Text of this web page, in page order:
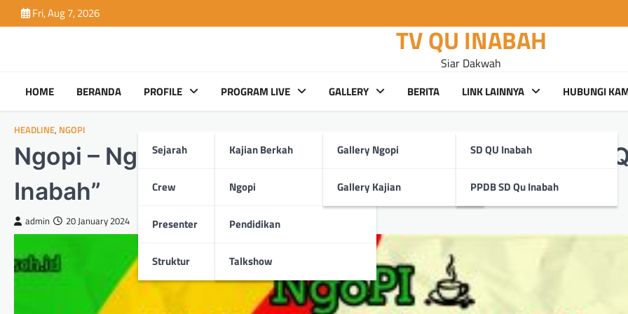
to
Fri, Aug 7, 2026
TV QU INABAH
Siar Dakwah
HOME BERANDA PROFILE
Sejarah
Crew
Presenter
Struktur
PROGRAM LIVE
Kajian Berkah
Ngopi
Pendidikan
Talkshow
GALLERY
Gallery Ngopi
Gallery Kajian
BERITA LINK LAINNYA
SD QU Inabah
PPDB SD Qu Inabah
HUBUNGI
HEADLINE, NGOPI
Ngopi – Ngobrol se-Putar Inabah : “Mengenal Kantin
Inabah”
admin 20 January 2024